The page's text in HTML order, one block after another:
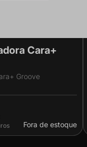
Cara+
Groove
Fora de estoque